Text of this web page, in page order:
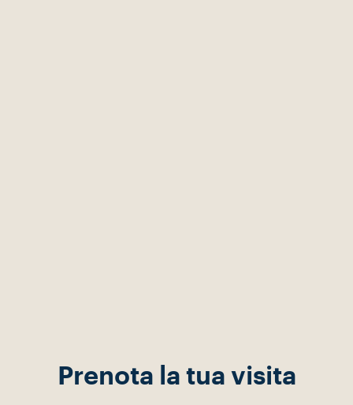
Prenota la tua visita